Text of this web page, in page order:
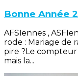
Bonne Année
AFSIennes ,
rode : Mariage de
pire ?Le
mais la...